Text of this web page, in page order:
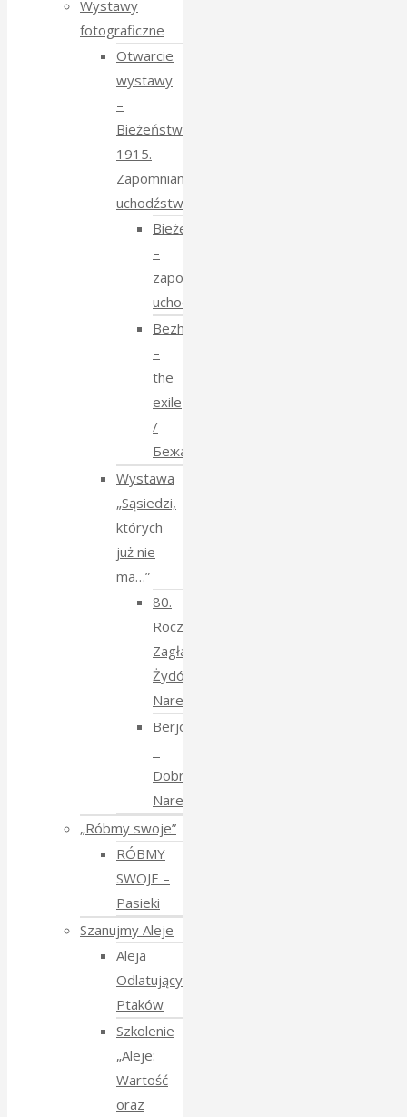
Wystawy
fotograficzne
Otwarcie
wystawy
–
Bieżeństwo
1915.
Zapomniane
uchodźstwo
Bieżeństwo
–
zapomniane
uchodźstwo
Bezhenstvo
–
the
exile
/
Бежанства
Wystawa
„Sąsiedzi,
których
już nie
ma…”
80.
Rocznica
Zagłady
Żydów
Narewkowskich
Berjozkele
–
Dobranoc
Narewko
„Róbmy swoje”
RÓBMY
SWOJE –
Pasieki
Szanujmy Aleje
Aleja
Odlatujących
Ptaków
Szkolenie
„Aleje:
Wartość
oraz